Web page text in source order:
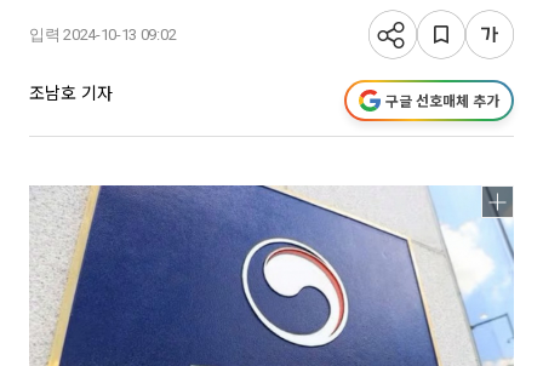
입력 2024-10-13 09:02
조남호 기자 구글 선호매체 추가